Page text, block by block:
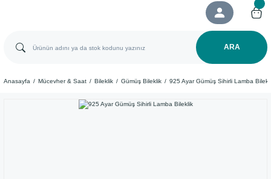
ARA
Anasayfa Mücevher & Saat Bileklik Gümüş Bileklik 925 Ayar Gümüş Sihirli Lamba